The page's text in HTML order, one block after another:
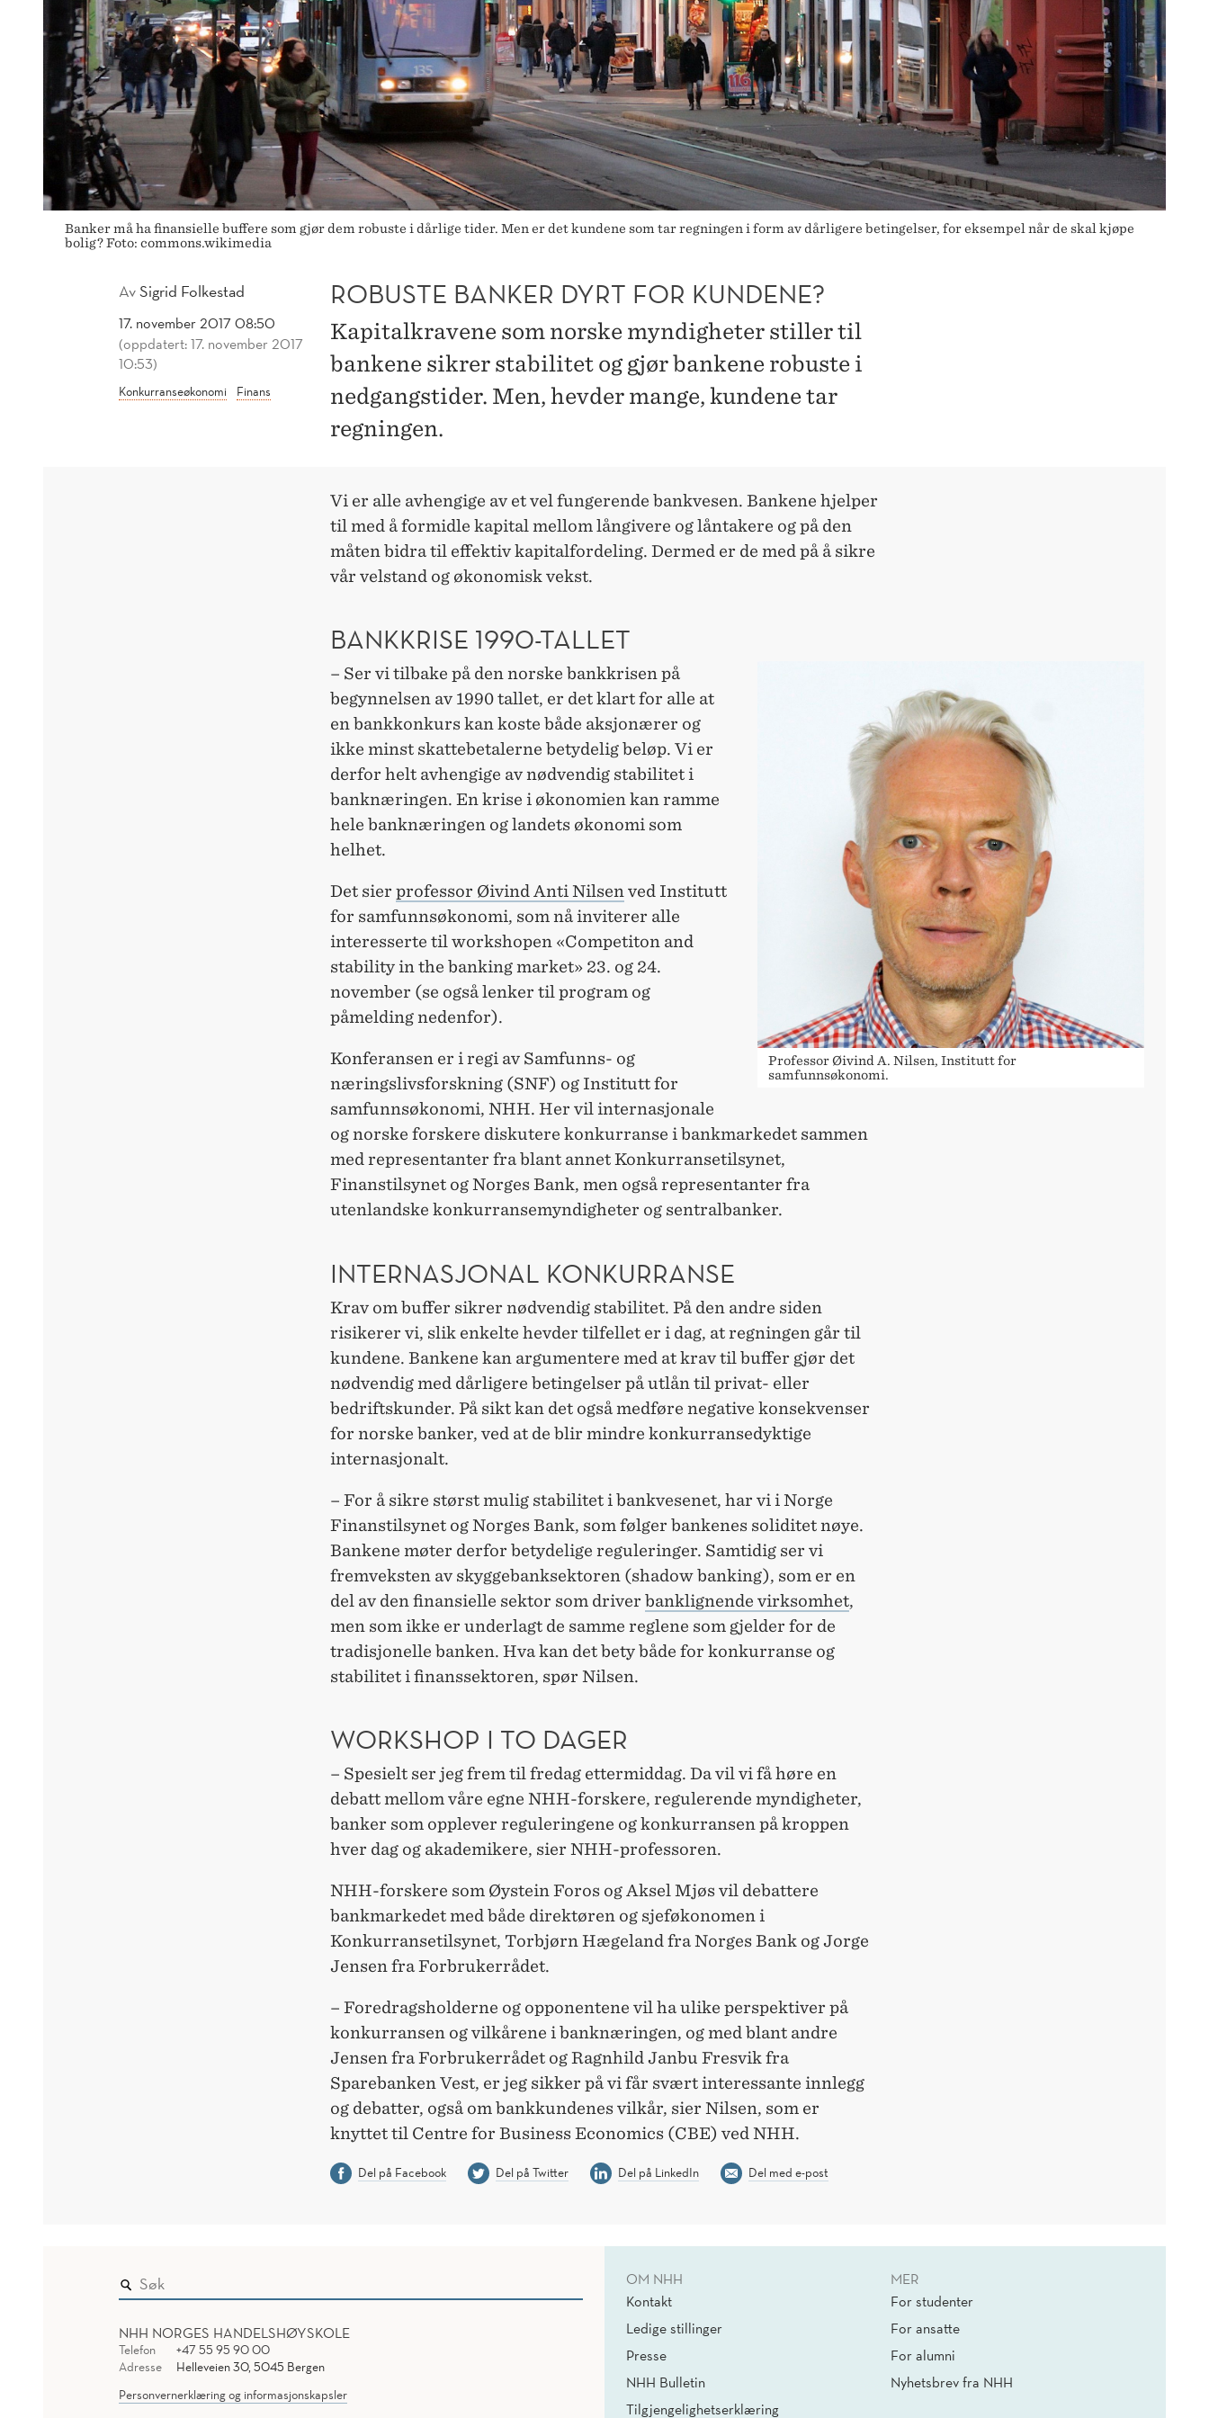
Banker må ha finansielle buffere som gjør dem robuste i dårlige tider. Men er det kundene som tar regningen i form av dårligere betingelser, for eksempel når de skal kjøpe
bolig? Foto: commons.wikimedia
AvSigrid Folkestad
17. november 2017 08:50
(oppdatert: 17. november 2017
10:53)
Konkurranseøkonomi Finans
ROBUSTE BANKER DYRT FOR KUNDENE?
Kapitalkravene som norske myndigheter stiller til
bankene sikrer stabilitet og gjør bankene robuste i
nedgangstider. Men, hevder mange, kundene tar
regningen.
Vi er alle avhengige av et vel fungerende bankvesen. Bankene hjelper
til med å formidle kapital mellom långivere og låntakere og på den
måten bidra til effektiv kapitalfordeling. Dermed er de med på å sikre
vår velstand og økonomisk vekst.
BANKKRISE 1990-TALLET
Professor Øivind A. Nilsen, Institutt for
samfunnsøkonomi.
– Ser vi tilbake på den norske bankkrisen på
begynnelsen av 1990 tallet, er det klart for alle at
en bankkonkurs kan koste både aksjonærer og
ikke minst skattebetalerne betydelig beløp. Vi er
derfor helt avhengige av nødvendig stabilitet i
banknæringen. En krise i økonomien kan ramme
hele banknæringen og landets økonomi som
helhet.
Det sier professor Øivind Anti Nilsenved Institutt
for samfunnsøkonomi, som nå inviterer alle
interesserte til workshopen «Competiton and
stability in the banking market» 23. og 24.
november (se også lenker til program og
påmelding nedenfor).
Konferansen er i regi av Samfunns- og
næringslivsforskning (SNF) og Institutt for
samfunnsøkonomi, NHH. Her vil internasjonale
og norske forskere diskutere konkurranse i bankmarkedet sammen
med representanter fra blant annet Konkurransetilsynet,
Finanstilsynet og Norges Bank, men også representanter fra
utenlandske konkurransemyndigheter og sentralbanker.
INTERNASJONAL KONKURRANSE
Krav om buffer sikrer nødvendig stabilitet. På den andre siden
risikerer vi, slik enkelte hevder tilfellet er i dag, at regningen går til
kundene. Bankene kan argumentere med at krav til buffer gjør det
nødvendig med dårligere betingelser på utlån til privat- eller
bedriftskunder. På sikt kan det også medføre negative konsekvenser
for norske banker, ved at de blir mindre konkurransedyktige
internasjonalt.
– For å sikre størst mulig stabilitet i bankvesenet, har vi i Norge
Finanstilsynet og Norges Bank, som følger bankenes soliditet nøye.
Bankene møter derfor betydelige reguleringer. Samtidig ser vi
fremveksten av skyggebanksektoren (shadow banking), som er en
del av den finansielle sektor som driver banklignende virksomhet,
men som ikke er underlagt de samme reglene som gjelder for de
tradisjonelle banken. Hva kan det bety både for konkurranse og
stabilitet i finanssektoren, spør Nilsen.
WORKSHOP I TO DAGER
– Spesielt ser jeg frem til fredag ettermiddag. Da vil vi få høre en
debatt mellom våre egne NHH-forskere, regulerende myndigheter,
banker som opplever reguleringene og konkurransen på kroppen
hver dag og akademikere, sier NHH-professoren.
NHH-forskere som Øystein Foros og Aksel Mjøs vil debattere
bankmarkedet med både direktøren og sjeføkonomen i
Konkurransetilsynet, Torbjørn Hægeland fra Norges Bank og Jorge
Jensen fra Forbrukerrådet.
– Foredragsholderne og opponentene vil ha ulike perspektiver på
konkurransen og vilkårene i banknæringen, og med blant andre
Jensen fra Forbrukerrådet og Ragnhild Janbu Fresvik fra
Sparebanken Vest, er jeg sikker på vi får svært interessante innlegg
og debatter, også om bankkundenes vilkår, sier Nilsen, som er
knyttet til Centre for Business Economics (CBE) ved NHH.
Del på Facebook Del på Twitter Del på LinkedIn Del med e-post
NHH NORGES HANDELSHØYSKOLE
Telefon
+47 55 95 90 00
Adresse
Helleveien 30, 5045 Bergen
Personvernerklæring og informasjonskapsler
OM NHH
Kontakt
Ledige stillinger
Presse
NHH Bulletin
Tilgjengelighetserklæring
MER
For studenter
For ansatte
For alumni
Nyhetsbrev fra NHH